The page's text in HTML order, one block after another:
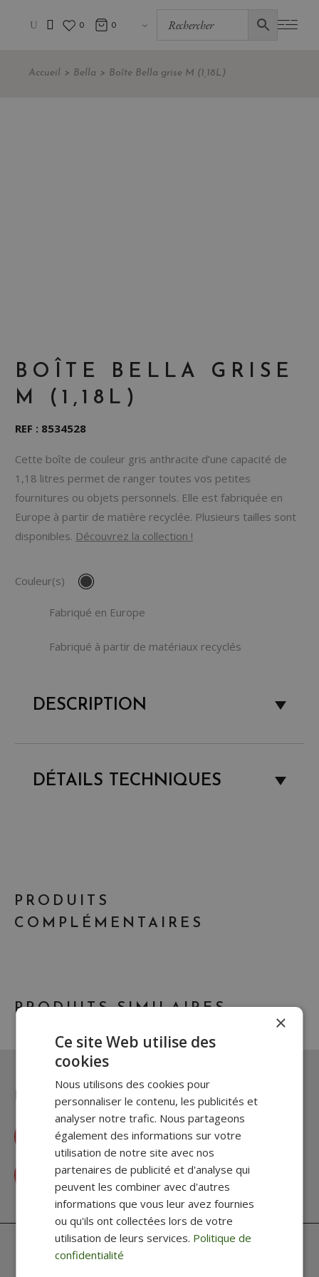
0 0
Accueil Bella Boîte Bella grise M (1,18L)
BOÎTE BELLA GRISE
M (1,18L)
REF : 8534528
Cette boîte de couleur gris anthracite d’une capacité de
1,18 litres permet de ranger toutes vos petites
fournitures ou objets personnels. Elle est fabriquée en
Europe à partir de matière recyclée. Plusieurs tailles sont
disponibles. Découvrez la collection !
Couleur(s)
Fabriqué en Europe
Fabriqué à partir de matériaux recyclés
DESCRIPTION
DÉTAILS TECHNIQUES
PRODUITS
COMPLÉMENTAIRES
PRODUITS SIMILAIRES
Une question ? Un besoin ?
Accéder à la FAQ
Contactez-nous
×
Ce site Web utilise des
cookies
Nous utilisons des cookies pour
personnaliser le contenu, les publicités et
analyser notre trafic. Nous partageons
également des informations sur votre
utilisation de notre site avec nos
partenaires de publicité et d'analyse qui
peuvent les combiner avec d'autres
informations que vous leur avez fournies
ou qu'ils ont collectées lors de votre
utilisation de leurs services. Politique de
confidentialité